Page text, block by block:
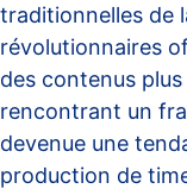
traditionnelles de
révolutionnaires
des contenus
rencontrant un
devenue une
production de